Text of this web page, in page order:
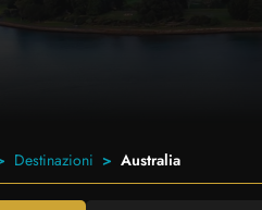
Destinazioni Australia